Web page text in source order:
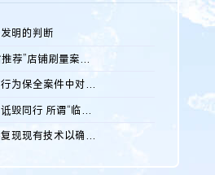
明的判断
淘宝“B站推荐”店铺刷量案维持原判，两被告连带赔偿150万元
专利诉前行为保全案件中对仿制药申请人曾作出三类声明的考量及违...
直播带货诋毁同行 所谓“临场发挥”不免责
借助软件复现现有技术以确认相关参数特征是否被公开